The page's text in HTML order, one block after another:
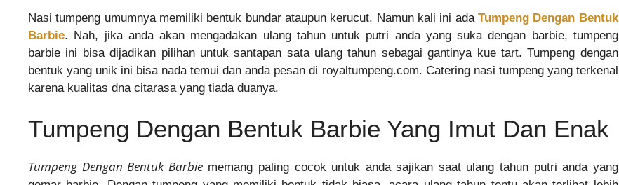
Nasi tumpeng umumnya memiliki bentuk bundar ataupun kerucut. Namun kali ini adaTumpeng Dengan Bentuk
Barbie. Nah, jika anda akan mengadakan ulang tahun untuk putri anda yang suka dengan barbie, tumpeng
barbie ini bisa dijadikan pilihan untuk santapan sata ulang tahun sebagai gantinya kue tart. Tumpeng dengan
bentuk yang unik ini bisa nada temui dan anda pesan di royaltumpeng.com. Catering nasi tumpeng yang terkenal
karena kualitas dna citarasa yang tiada duanya.
Tumpeng Dengan Bentuk Barbie Yang Imut Dan Enak
Tumpeng Dengan Bentuk Barbiememang paling cocok untuk anda sajikan saat ulang tahun putri anda yang